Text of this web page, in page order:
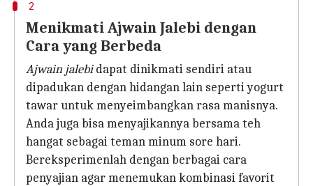
2
Menikmati Ajwain Jalebi dengan
Cara yang Berbeda
Ajwain jalebidapat dinikmati sendiri atau
dipadukan dengan hidangan lain seperti yogurt
tawar untuk menyeimbangkan rasa manisnya.
Anda juga bisa menyajikannya bersama teh
hangat sebagai teman minum sore hari.
Bereksperimenlah dengan berbagai cara
penyajian agar menemukan kombinasi favorit